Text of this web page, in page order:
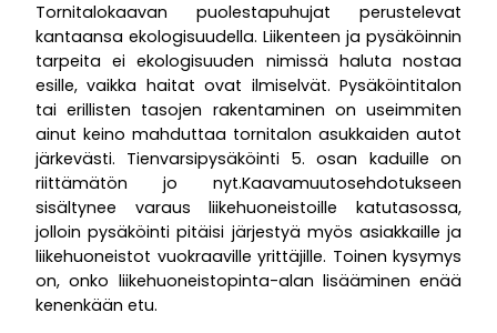
Tornitalokaavan puolestapuhujat perustelevat
kantaansa ekologisuudella. Liikenteen ja pysäköinnin
tarpeita ei ekologisuuden nimissä haluta nostaa
esille, vaikka haitat ovat ilmiselvät. Pysäköintitalon
tai erillisten tasojen rakentaminen on useimmiten
ainut keino mahduttaa tornitalon asukkaiden autot
järkevästi. Tienvarsipysäköinti 5. osan kaduille on
riittämätön jo nyt.Kaavamuutosehdotukseen
sisältynee varaus liikehuoneistoille katutasossa,
jolloin pysäköinti pitäisi järjestyä myös asiakkaille ja
liikehuoneistot vuokraaville yrittäjille. Toinen kysymys
on, onko liikehuoneistopinta-alan lisääminen enää
kenenkään etu.